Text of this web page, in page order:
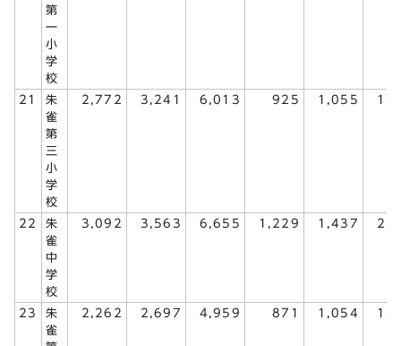
第
一
小
学
校
21
朱
雀
第
三
小
学
校
2,772 3,241 6,013 925 1,055
22
朱
雀
中
学
校
3,092 3,563 6,655 1,229 1,437
23
朱
雀
2,262 2,697 4,959 871 1,054